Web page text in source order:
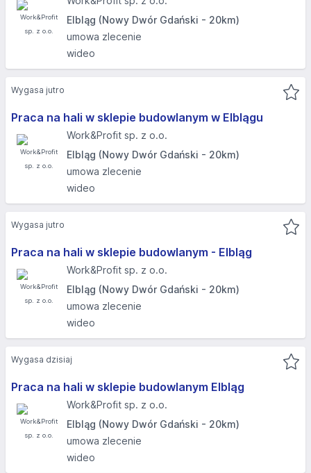
Elbląg (Nowy Dwór Gdański - 20km)
umowa zlecenie
wideo
Praca na hali w sklepie budowlanym w Elblągu
Work&Profit sp. z o.o.
Elbląg (Nowy Dwór Gdański - 20km)
umowa zlecenie
wideo
Wygasa jutro
Praca na hali w sklepie budowlanym - Elbląg​
Work&Profit sp. z o.o.
Elbląg (Nowy Dwór Gdański - 20km)
umowa zlecenie
wideo
Wygasa jutro
Praca na hali w sklepie budowlanym Elbląg
Work&Profit sp. z o.o.
Elbląg (Nowy Dwór Gdański - 20km)
umowa zlecenie
wideo
Wygasa dzisiaj